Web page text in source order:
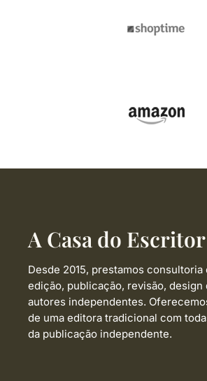
A Casa do Escritor
Desde 2015, prestamos consultoria
edição, publicação, revisão, design
autores independentes.
de uma editora tradicional com
da publicação independente.